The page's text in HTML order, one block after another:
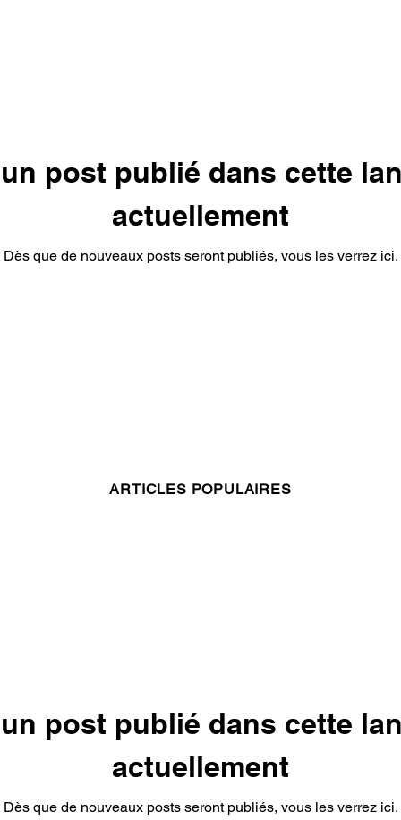
post publié dans cette
actuellement
Dès que de nouveaux posts seront publiés, vous les verrez ici.
ARTICLES POPULAIRES
post publié dans cette
actuellement
Dès que de nouveaux posts seront publiés, vous les verrez ici.